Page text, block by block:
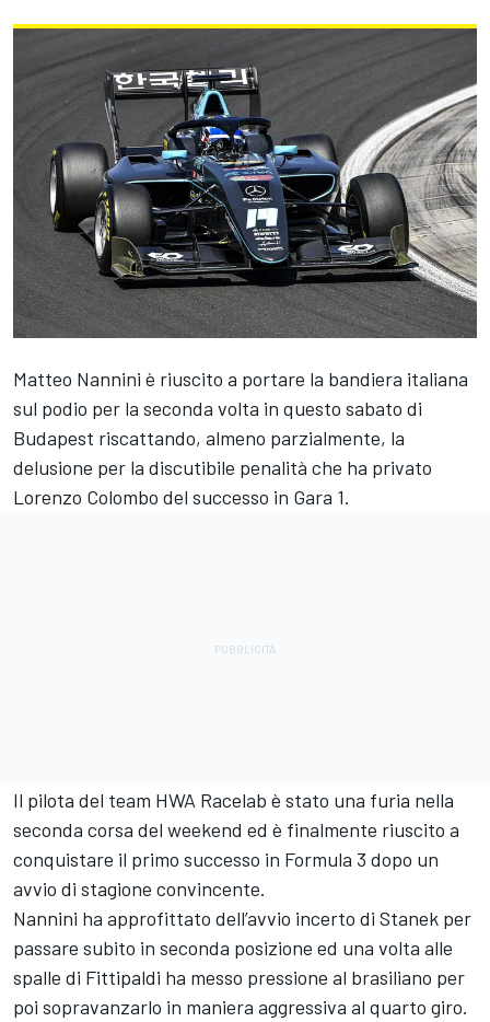
Matteo Nannini è riuscito a portare la bandiera italiana
sul podio per la seconda volta in questo sabato di
Budapest riscattando, almeno parzialmente, la
delusione per la discutibile penalità che ha privato
Lorenzo Colombo del successo in Gara 1.
Il pilota del team HWA Racelab è stato una furia nella
seconda corsa del weekend ed è finalmente riuscito a
conquistare il primo successo in Formula 3 dopo un
avvio di stagione convincente.
Nannini ha approfittato dell’avvio incerto di Stanek per
passare subito in seconda posizione ed una volta alle
spalle di Fittipaldi ha messo pressione al brasiliano per
poi sopravanzarlo in maniera aggressiva al quarto giro.